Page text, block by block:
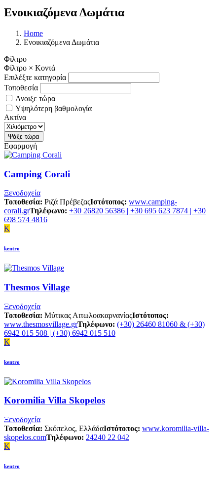
Ενοικιαζόμενα Δωμάτια
Home
Ενοικιαζόμενα Δωμάτια
Φίλτρο
Φίλτρο × Κοντά
Επιλέξτε κατηγορία
Τοποθεσία
Ανοιξε τώρα
Υψηλότερη βαθμολογία
Ακτίνα
Εφαρμογή
Camping Corali
Ξενοδοχεία
Τοποθεσία: Ριζά ΠρέβεζαςΙστότοπος: www.camping-
corali.grΤηλέφωνο: +30 26820 56386 | +30 695 623 7874 | +30
698 574 4816
K
kentro
Thesmos Village
Ξενοδοχεία
Τοποθεσία: Μύτικας ΑιτωλοακαρνανίαςΙστότοπος:
www.thesmosvillage.grΤηλέφωνο: (+30) 26460 81060 & (+30)
6942 015 508 | (+30) 6942 015 510
K
kentro
Koromilia Villa Skopelos
Ξενοδοχεία
Τοποθεσία: Σκόπελος, ΕλλάδαΙστότοπος: www.koromilia-villa-
skopelos.comΤηλέφωνο: 24240 22 042
K
kentro